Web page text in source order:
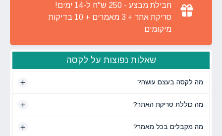
חבילת מבצע - 250 ש"ח ל-14 ימים!
סריקת אתר + 3 מאמרים + 10 בדיקות
מיקומים
שאלות נפוצות על לקסה
מה לקסה בעצם עושה?
מה כוללת סריקת האתר?
מה מקבלים בכל מאמר?